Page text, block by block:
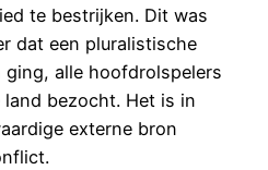
te bestrijken. Dit was
dat een pluralistische
alle hoofdrolspelers
bezocht. Het is in
externe bron